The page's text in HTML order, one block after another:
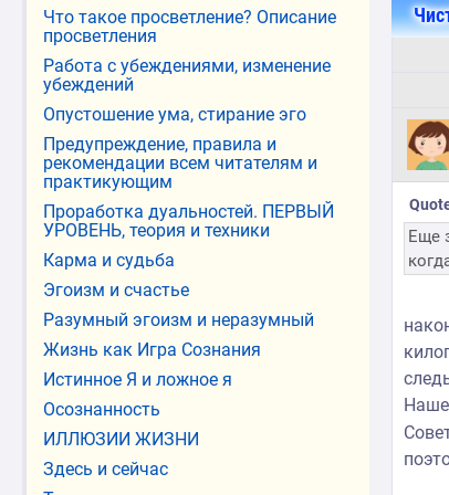
Еще
Что такое просветление? Описание
просветления
Работа с убеждениями, изменение
убеждений
Опустошение ума, стирание эго
Предупреждение, правила и
рекомендации всем читателям и
практикующим
Проработка дуальностей. ПЕРВЫЙ
УРОВЕНЬ, теория и техники
Карма и судьба
Эгоизм и счастье
Разумный эгоизм и неразумный
Жизнь как Игра Сознания
Истинное Я и ложное я
Осознанность
ИЛЛЮЗИИ ЖИЗНИ
Здесь и сейчас